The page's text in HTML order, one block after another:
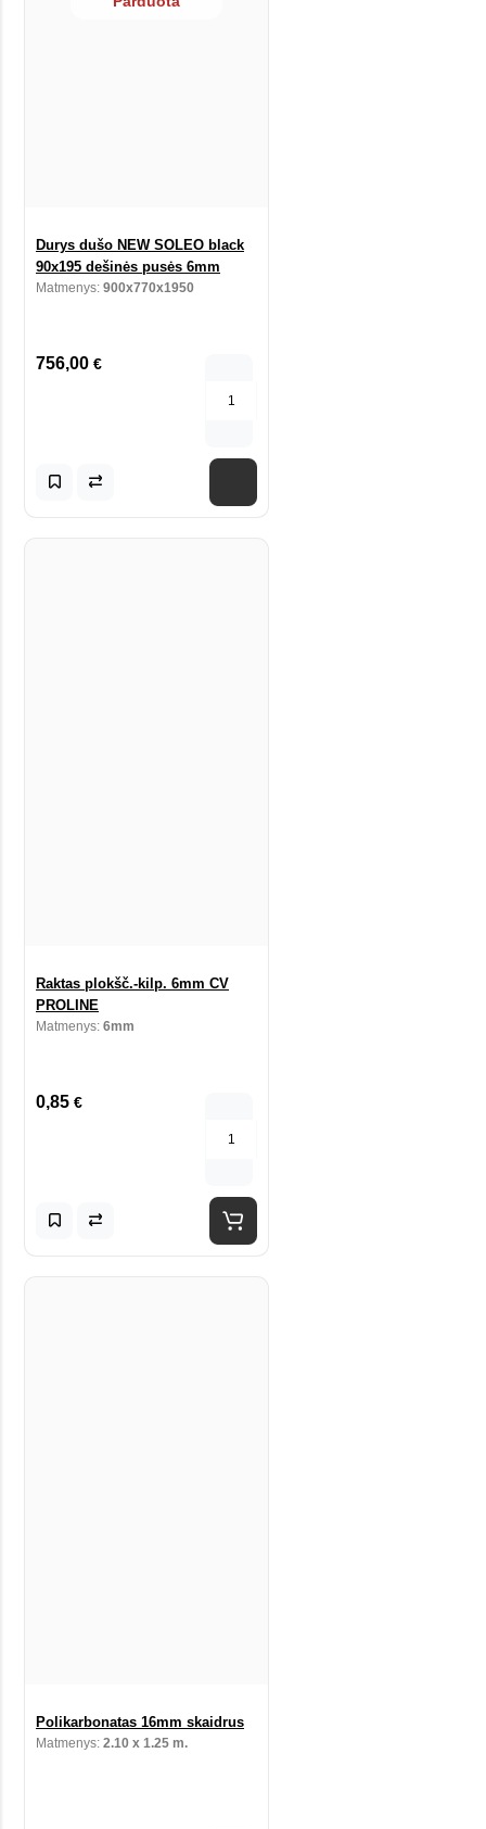
Durys dušo NEW SOLEO black
90x195 dešinės pusės 6mm
Matmenys: 900x770x1950
756,00 €
Raktas plokšč.-kilp. 6mm CV
PROLINE
Matmenys: 6mm
0,85 €
Polikarbonatas 16mm skaidrus
Matmenys: 2.10 x 1.25 m.